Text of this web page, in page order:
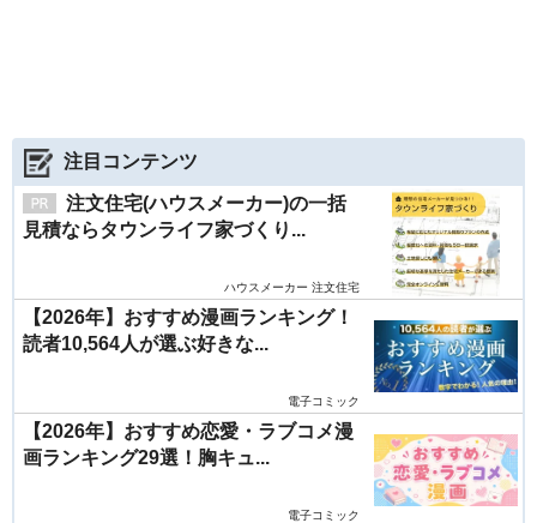
注目コンテンツ
注文住宅(ハウスメーカー)の一括
見積ならタウンライフ家づくり...
ハウスメーカー 注文住宅
【2026年】おすすめ漫画ランキング！
読者10,564人が選ぶ好きな...
電子コミック
【2026年】おすすめ恋愛・ラブコメ漫
画ランキング29選！胸キュ...
電子コミック